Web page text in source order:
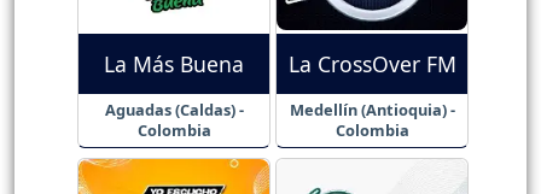
La Más Buena
Aguadas (Caldas) -
Colombia
La CrossOver FM
Medellín (Antioquia) -
Colombia